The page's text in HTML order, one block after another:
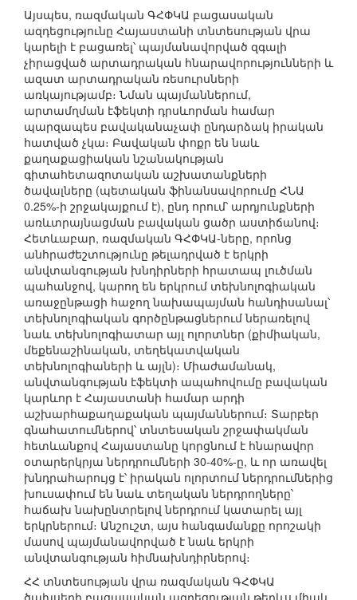
Այսպես, ռազմական ԳՀՓԿԱ բացասական
ազդեցությունը Հայաստանի տնտեսության վրա
կարելի է բացառել՝ պայմանավորված զգալի
չիրացված արտադրական հնարավորությունների և
ազատ արտադրական ռեսուրսների
առկայությամբ։ Նման պայմաններում,
արտամղման էֆեկտի դրսևորման համար
պարզապես բավականաչափ ընդարձակ իրական
հատված չկա։ Բավական փոքր են նաև
քաղաքացիական նշանակության
գիտահետազոտական աշխատանքների
ծավալները (պետական ֆինանսավորումը ՀՆԱ
0.25%-ի շրջակայքում է), ընդ որում՝ արդյունքների
առևտրայնացման բավական ցածր աստիճանով։
Հետևաբար, ռազմական ԳՀՓԿԱ-ները, որոնց
անհրաժեշտությունը թելադրված է երկրի
անվտանգության խնդիրների հրատապ լուծման
պահանջով, կարող են երկրում տեխնոլոգիական
առաջընթացի հաջող նախապայման հանդիսանալ՝
տեխնոլոգիական գործընթացներում ներառելով
նաև տեխնոլոգիատար այլ ոլորտներ (քիմիական,
մեքենաշինական, տեղեկատվական
տեխնոլոգիաների և այլն)։ Միաժամանակ,
անվտանգության էֆեկտի ապահովումը բավական
կարևոր է Հայաստանի համար արդի
աշխարհաքաղաքական պայմաններում։ Տարբեր
գնահատումներով՝ տնտեսական շրջափակման
հետևանքով Հայաստանը կորցնում է հնարավոր
օտարերկրյա ներդրումների 30-40%-ը, և որ առավել
խնդրահարույց է՝ իրական ոլորտում ներդրումներից
խուսափում են նաև տեղական ներդրողները՝
հաճախ նախընտրելով ներդրում կատարել այլ
երկրներում։ Անշուշտ, այս հանգամանքը որոշակի
մասով պայմանավորված է նաև երկրի
անվտանգության հիմնախնդիրներով։
ՀՀ տնտեսության վրա ռազմական ԳՀՓԿԱ